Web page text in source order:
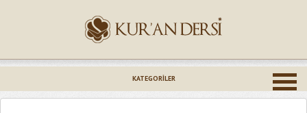
KATEGORILER